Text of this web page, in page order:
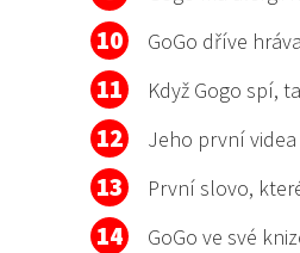
GoGo dříve
Když Gogo spí,
Jeho první
První slovo,
GoGo ve své